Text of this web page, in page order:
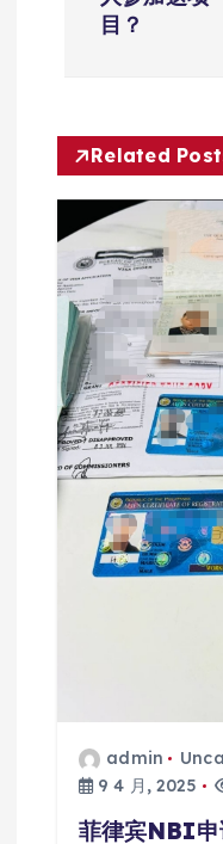
目？
Related
admin
9 4 月, 2025
菲律宾NBI申